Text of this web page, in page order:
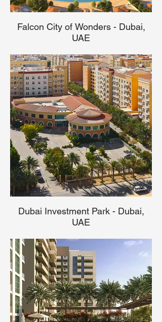
Falcon City of Wonders - Dubai,
UAE
Dubai Investment Park - Dubai,
UAE